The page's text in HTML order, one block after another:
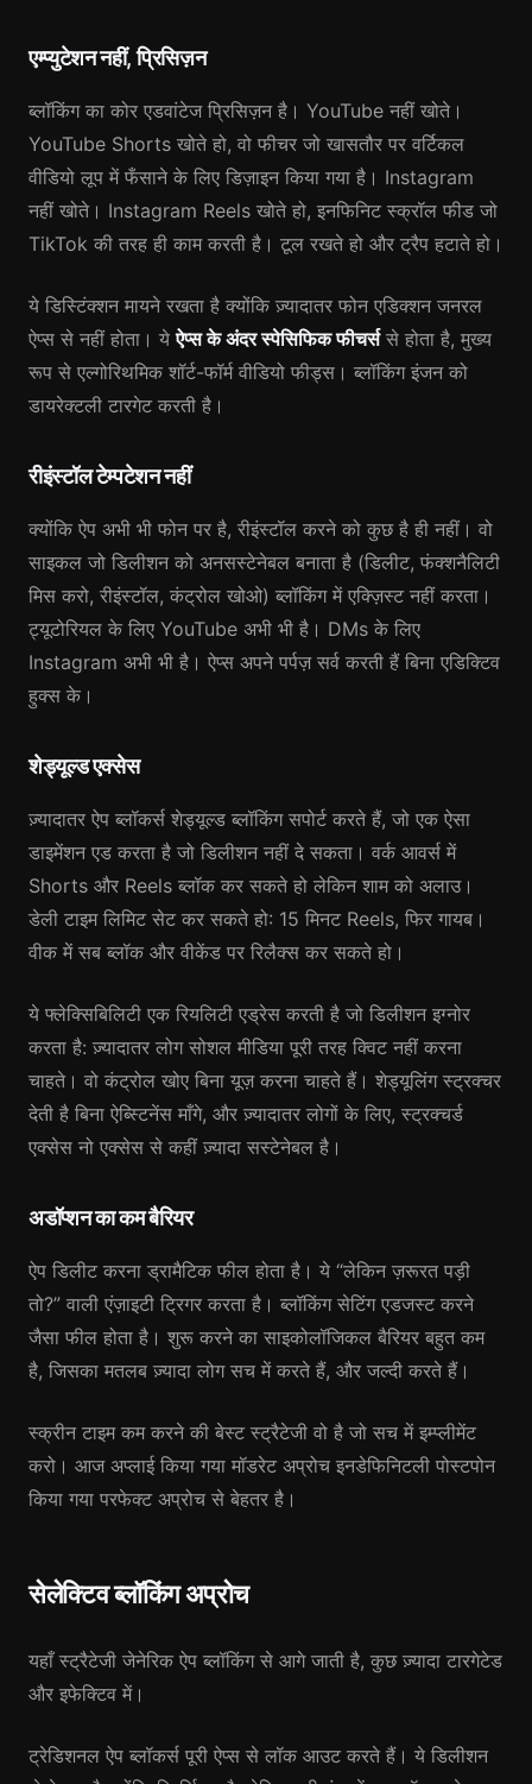
एम्प्युटेशन नहीं, प्रिसिज़न
ब्लॉकिंग का कोर एडवांटेज प्रिसिज़न है। YouTube नहीं खोते।
YouTube Shorts खोते हो, वो फीचर जो खासतौर पर वर्टिकल
वीडियो लूप में फँसाने के लिए डिज़ाइन किया गया है। Instagram
नहीं खोते। Instagram Reels खोते हो, इनफिनिट स्क्रॉल फीड जो
TikTok की तरह ही काम करती है। टूल रखते हो और ट्रैप हटाते हो।
ये डिस्टिंक्शन मायने रखता है क्योंकि ज़्यादातर फोन एडिक्शन जनरल
ऐप्स से नहीं होता। येऐप्स के अंदर स्पेसिफिक फीचर्ससे होता है, मुख्य
रूप से एल्गोरिथमिक शॉर्ट-फॉर्म वीडियो फीड्स। ब्लॉकिंग इंजन को
डायरेक्टली टारगेट करती है।
रीइंस्टॉल टेम्पटेशन नहीं
क्योंकि ऐप अभी भी फोन पर है, रीइंस्टॉल करने को कुछ है ही नहीं। वो
साइकल जो डिलीशन को अनसस्टेनेबल बनाता है (डिलीट, फंक्शनैलिटी
मिस करो, रीइंस्टॉल, कंट्रोल खोओ) ब्लॉकिंग में एक्ज़िस्ट नहीं करता।
ट्यूटोरियल के लिए YouTube अभी भी है। DMs के लिए
Instagram अभी भी है। ऐप्स अपने पर्पज़ सर्व करती हैं बिना एडिक्टिव
हुक्स के।
शेड्यूल्ड एक्सेस
ज़्यादातर ऐप ब्लॉकर्स शेड्यूल्ड ब्लॉकिंग सपोर्ट करते हैं, जो एक ऐसा
डाइमेंशन एड करता है जो डिलीशन नहीं दे सकता। वर्क आवर्स में
Shorts और Reels ब्लॉक कर सकते हो लेकिन शाम को अलाउ।
डेली टाइम लिमिट सेट कर सकते हो: 15 मिनट Reels, फिर गायब।
वीक में सब ब्लॉक और वीकेंड पर रिलैक्स कर सकते हो।
ये फ्लेक्सिबिलिटी एक रियलिटी एड्रेस करती है जो डिलीशन इग्नोर
करता है: ज़्यादातर लोग सोशल मीडिया पूरी तरह क्विट नहीं करना
चाहते। वो कंट्रोल खोए बिना यूज़ करना चाहते हैं। शेड्यूलिंग स्ट्रक्चर
देती है बिना ऐब्स्टिनेंस माँगे, और ज़्यादातर लोगों के लिए, स्ट्रक्चर्ड
एक्सेस नो एक्सेस से कहीं ज़्यादा सस्टेनेबल है।
अडॉप्शन का कम बैरियर
ऐप डिलीट करना ड्रामैटिक फील होता है। ये “लेकिन ज़रूरत पड़ी
तो?” वाली एंज़ाइटी ट्रिगर करता है। ब्लॉकिंग सेटिंग एडजस्ट करने
जैसा फील होता है। शुरू करने का साइकोलॉजिकल बैरियर बहुत कम
है, जिसका मतलब ज़्यादा लोग सच में करते हैं, और जल्दी करते हैं।
स्क्रीन टाइम कम करने की बेस्ट स्ट्रैटेजी वो है जो सच में इम्प्लीमेंट
करो। आज अप्लाई किया गया मॉडरेट अप्रोच इनडेफिनिटली पोस्टपोन
किया गया परफेक्ट अप्रोच से बेहतर है।
सेलेक्टिव ब्लॉकिंग अप्रोच
यहाँ स्ट्रैटेजी जेनेरिक ऐप ब्लॉकिंग से आगे जाती है, कुछ ज़्यादा टारगेटेड
और इफेक्टिव में।
ट्रेडिशनल ऐप ब्लॉकर्स पूरी ऐप्स से लॉक आउट करते हैं। ये डिलीशन